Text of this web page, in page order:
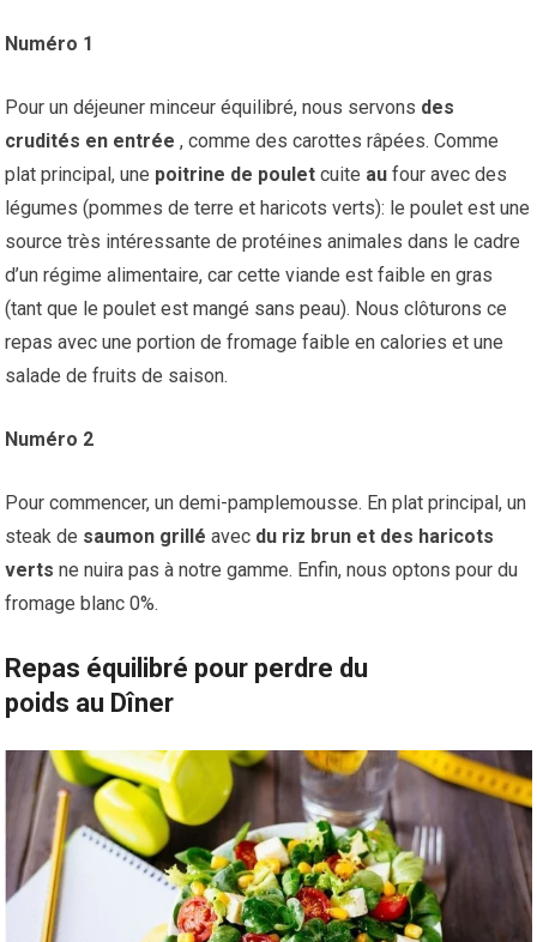
Numéro 1
Pour un déjeuner minceur équilibré, nous servons des
crudités en entrée , comme des carottes râpées. Comme
plat principal, une poitrine de poulet cuite au four avec des
légumes (pommes de terre et haricots verts): le poulet est une
source très intéressante de protéines animales dans le cadre
d’un régime alimentaire, car cette viande est faible en gras
(tant que le poulet est mangé sans peau). Nous clôturons ce
repas avec une portion de fromage faible en calories et une
salade de fruits de saison.
Numéro 2
Pour commencer, un demi-pamplemousse. En plat principal, un
steak de saumon grillé avec du riz brun et des haricots
verts ne nuira pas à notre gamme. Enfin, nous optons pour du
fromage blanc 0%.
Repas équilibré pour perdre du
poids au Dîner